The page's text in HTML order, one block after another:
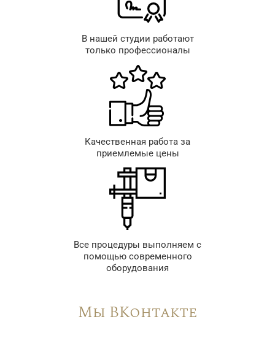
В нашей студии работают
только профессионалы
Качественная работа за
приемлемые цены
Все процедуры выполняем с
помощью современного
оборудования
Мы ВКонтакте